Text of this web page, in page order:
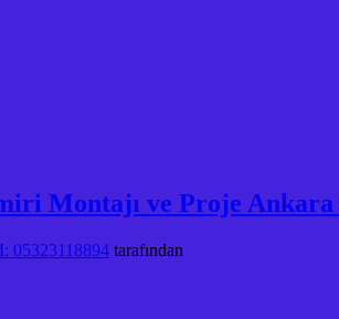
Montajı ve Proje
tarafından